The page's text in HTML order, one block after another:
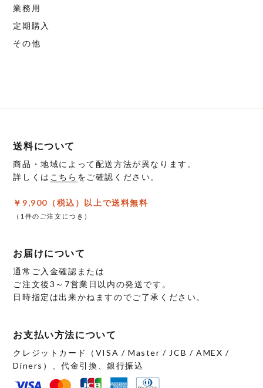
業務用
定期購入
その他
送料について
商品・地域によって配送方法が異なります。
詳しくは こちら をご確認ください。
￥9,900（税込）以上で送料無料
（1件のご注文につき）
お届けについて
通常ご入金確認または
ご注文後3～7営業日以内の発送です。
日時指定は出来かねますのでご了承ください。
お支払い方法について
クレジットカード（VISA / Master / JCB / AMEX /
Diners）、代金引換、銀行振込